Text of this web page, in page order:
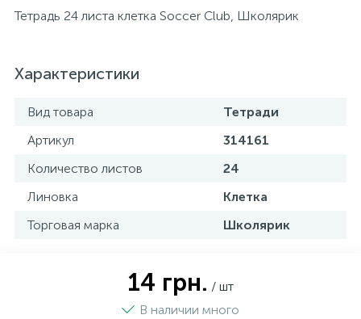
Тетрадь 24 листа клетка Soccer Club, Школярик
Характеристики
Вид товара
Тетради
Артикул
314161
Количество листов
24
Линовка
Клетка
Торговая марка
Школярик
14 грн. / шт
В наличии много